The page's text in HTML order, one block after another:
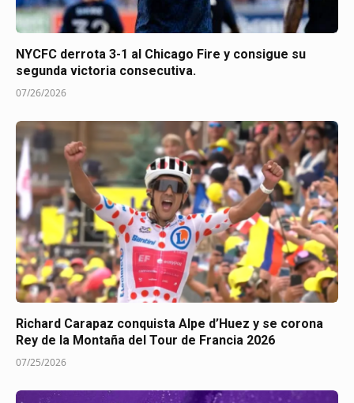
NYCFC derrota 3-1 al Chicago Fire y consigue su
segunda victoria consecutiva.
07/26/2026
Richard Carapaz conquista Alpe d’Huez y se corona
Rey de la Montaña del Tour de Francia 2026
07/25/2026